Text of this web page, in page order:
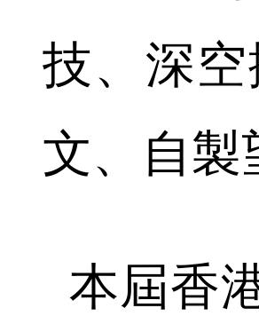
技、深
文、自製
本屆香